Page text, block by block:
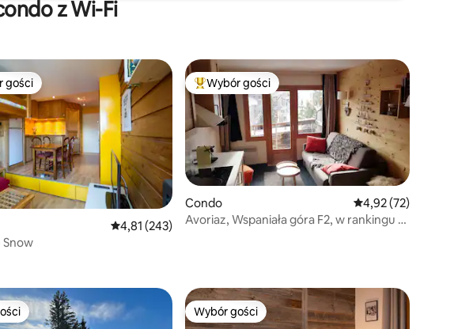
z Wi-Fi
liczba recenzji: 145
z kategorii Wybór gości
gości
Średnia ocena: 4,81 na 5, liczba recenzji: 243
4,81 (243)
Snow
Najpopularniejsze z kategorii Wybór gości
Wybór gości
Condo Średnia ocena: 4,92
4,92 (72)
Avoriaz, Wspaniała góra F2, w rankingu 3
Wybór gości
Wybór gości